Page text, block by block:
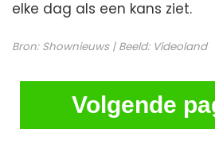
elke dag als een kans ziet.
Bron: Shownieuws| Beeld: Videoland
Volgende